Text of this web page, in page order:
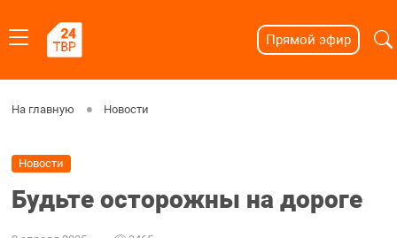
Прямой эфир
На главную Новости
Новости
Будьте осторожны на дороге